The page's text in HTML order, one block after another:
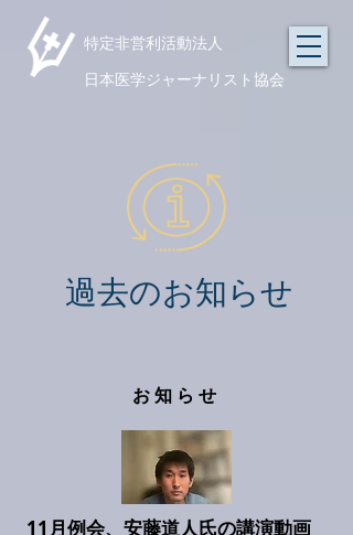
日本医学ジャーナリスト協会
​特定非営利活動法人
過去のお知らせ
お知らせ
11月例会、安藤道人氏の講演動画